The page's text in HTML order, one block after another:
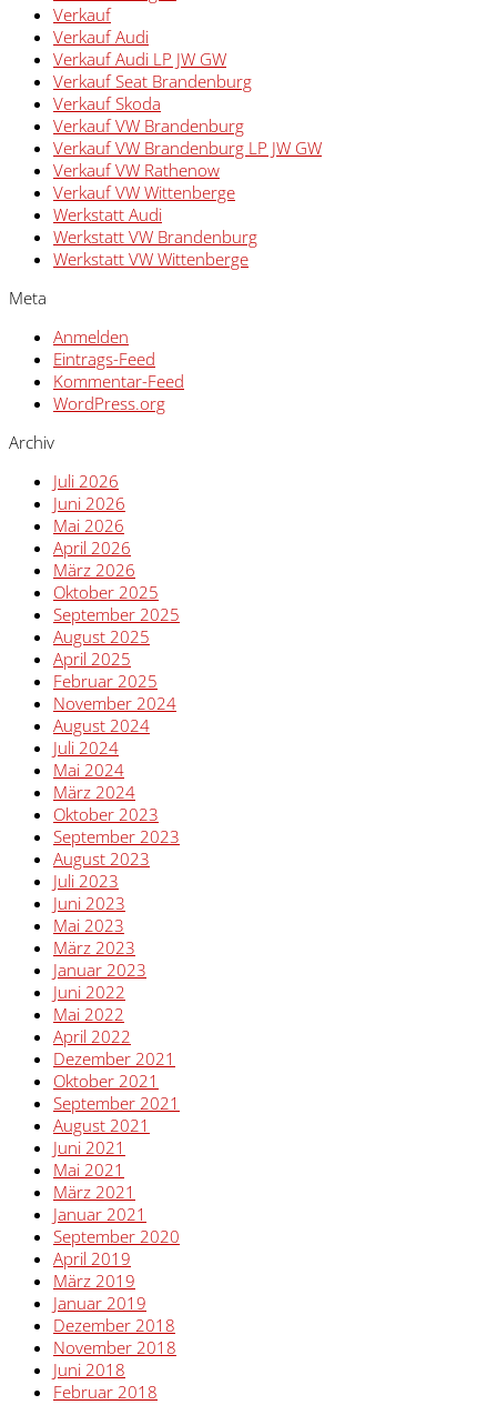
Verkauf
Verkauf Audi
Verkauf Audi LP JW GW
Verkauf Seat Brandenburg
Verkauf Skoda
Verkauf VW Brandenburg
Verkauf VW Brandenburg LP JW GW
Verkauf VW Rathenow
Verkauf VW Wittenberge
Werkstatt Audi
Werkstatt VW Brandenburg
Werkstatt VW Wittenberge
Meta
Anmelden
Eintrags-Feed
Kommentar-Feed
WordPress.org
Archiv
Juli 2026
Juni 2026
Mai 2026
April 2026
März 2026
Oktober 2025
September 2025
August 2025
April 2025
Februar 2025
November 2024
August 2024
Juli 2024
Mai 2024
März 2024
Oktober 2023
September 2023
August 2023
Juli 2023
Juni 2023
Mai 2023
März 2023
Januar 2023
Juni 2022
Mai 2022
April 2022
Dezember 2021
Oktober 2021
September 2021
August 2021
Juni 2021
Mai 2021
März 2021
Januar 2021
September 2020
April 2019
März 2019
Januar 2019
Dezember 2018
November 2018
Juni 2018
Februar 2018